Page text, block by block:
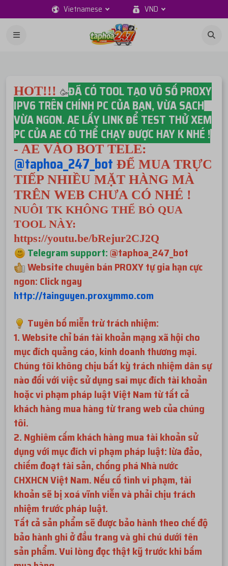
Vietnamese VND
HOT!!! 🥳ĐÃ CÓ TOOL TẠO VÔ SỐ PROXY
IPV6 TRÊN CHÍNH PC CỦA BẠN, VỪA SẠCH
VỪA NGON. AE LẤY LINK ĐỂ TEST THỬ XEM
PC CỦA AE CÓ THỂ CHẠY ĐƯỢC HAY K NHÉ !
- AE VÀO BOT TELE:
@taphoa_247_bot ĐỂ MUA TRỰC
TIẾP NHIỀU MẶT HÀNG MÀ
TRÊN WEB CHƯA CÓ NHÉ !
NUÔI TK KHÔNG THỂ BỎ QUA
TOOL NÀY:
https://youtu.be/bRejur2CJ2Q
Telegram support:@taphoa_247_bot
Website chuyên bán PROXY tự gia hạn cực
ngon: Click ngay
http://tainguyen.proxymmo.com
Tuyên bố miễn trừ trách nhiệm:
1. Website chỉ bán tài khoản mạng xã hội cho
mục đích quảng cáo, kinh doanh thương mại.
Chúng tôi không chịu bất kỳ trách nhiệm dân sự
nào đối với việc sử dụng sai mục đích tài khoản
hoặc vi phạm pháp luật Việt Nam từ tất cả
khách hàng mua hàng từ trang web của chúng
tôi.
2. Nghiêm cấm khách hàng mua tài khoản sử
dụng với mục đích vi phạm pháp luật: lừa đảo,
chiếm đoạt tài sản, chống phá Nhà nước
CHXHCN Việt Nam. Nếu cố tình vi phạm, tài
khoản sẽ bị xoá vĩnh viễn và phải chịu trách
nhiệm trước pháp luật.
Tất cả sản phẩm sẽ được bảo hành theo chế độ
bảo hành ghi ở đầu trang và ghi chú dưới tên
sản phẩm. Vui lòng đọc thật kỹ trước khi bấm